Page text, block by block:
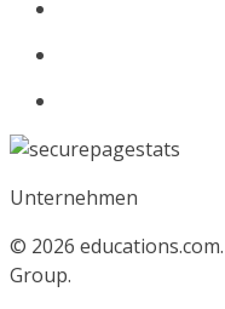
Unternehmen
© 2026
Group.